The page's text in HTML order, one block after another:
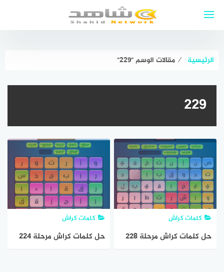
الرئيسية ⁄ مقالات الوسم "٢٢٩"
٢٢٩
كلمات كراش
حل كلمات كراش مرحلة ٢٢٨
كلمات كراش
حل كلمات كراش مرحلة 224